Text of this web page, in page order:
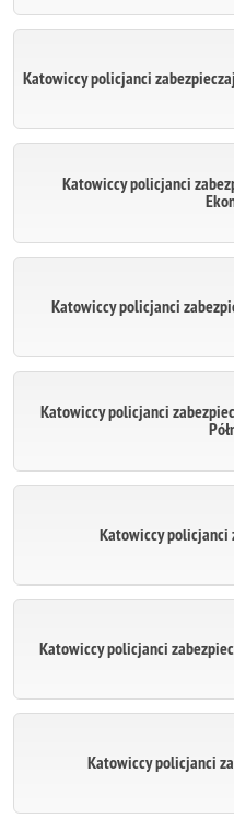
Katowiccy policjanci
Katowiccy policjanci
Katowiccy policjanci
Katowiccy policjanci
Katowiccy policjanci
Katowiccy policjanci
Katowiccy policjanci